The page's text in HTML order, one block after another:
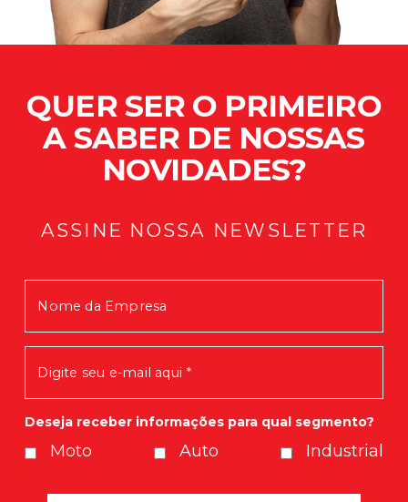
QUER SER O PRIMEIRO
A SABER DE NOSSAS
NOVIDADES?
ASSINE NOSSA NEWSLETTER
Deseja receber informações para qual segmento?
Moto Auto Industrial
Mensagem enviada com Sucesso!
Em breve você receberá nossas
novidades.